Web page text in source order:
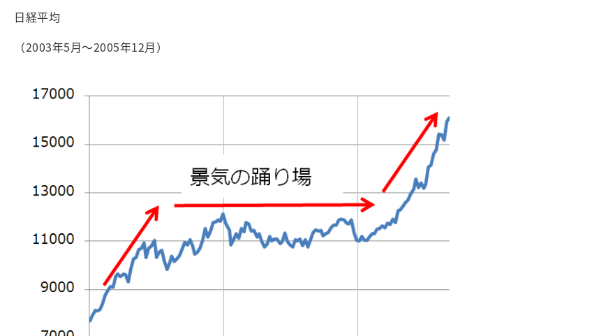
日経平均
（2003年5月～2005年12月）